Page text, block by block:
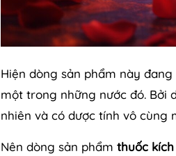
Hiện dòng sản phẩm này
một trong những nước đó. Bởi
nhiên và có dược tính vô cùng
Nên dòng sản phẩm thuốc